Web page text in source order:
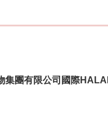
集團有限公司國際